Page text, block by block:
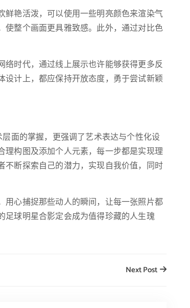
艳活泼，可以使用一些明亮颜色来渲染气
整个画面更具雅致感。此外，通过对比色
时代，通过线上展示也许能够获得更多反
计上，都应保持开放态度，勇于尝试新颖
面的掌握，更强调了艺术表达与个性化设
构图及添加个人元素，每一步都是实现理
断探索自己的潜力，实现自我价值，同时
心捕捉那些动人的瞬间，让每一张照片都
球明星合影定会成为值得珍藏的人生瑰
Next Post